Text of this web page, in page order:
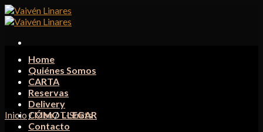
Skip
to
Home
Quiénes Somos
CARTA
Reservas
Delivery
CÓMO LLEGAR
Contacto
Inicio /Men/ T-Shirts